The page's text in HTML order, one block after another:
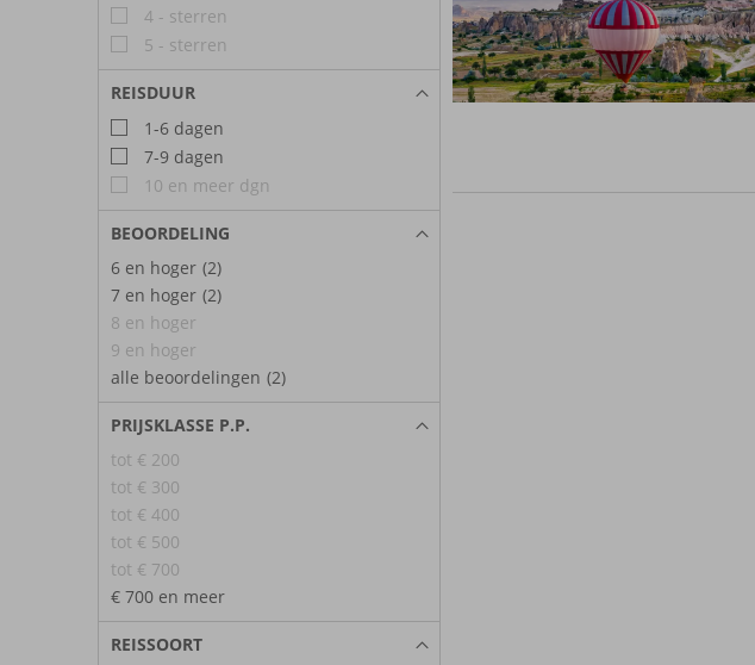
4 - sterren
5 - sterren
REISDUUR
1-6 dagen
7-9 dagen
10 en meer dgn
BEOORDELING
6 en hoger (2)
7 en hoger (2)
8 en hoger
9 en hoger
alle beoordelingen (2)
PRIJSKLASSE P.P.
tot € 200
tot € 300
tot € 400
tot € 500
tot € 700
€ 700 en meer
REISSOORT